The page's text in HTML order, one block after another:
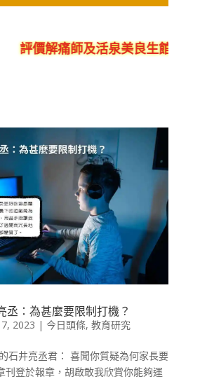
評價解痛師及活泉美良生館的不良
丞：為甚麼要限制打機？
2023 | 今日頭條, 教育研究
石井亮丞君： 喜聞你質疑為何家長要
刊登於報章，胡啟敢我欣賞你能夠運